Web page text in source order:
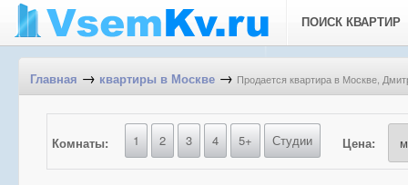
ПОИСК КВАРТИР
Главная → квартиры в Москве → Продается квартира в Москве,
Комнаты: 1 2 3 4 5+ Студии Цена: